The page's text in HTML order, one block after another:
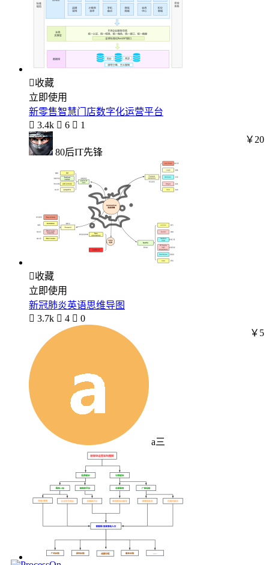
收藏
立即使用
新零售智慧门店数字化运营平台
 3.4k  6  1
80后IT先锋
￥20
收藏
立即使用
新冠肺炎英语思维导图
 3.7k  4  0
a三
￥5